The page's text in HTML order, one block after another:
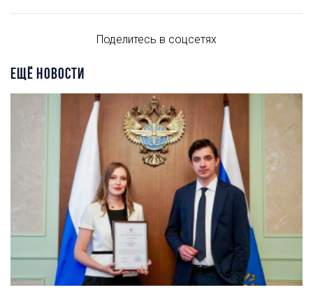
Поделитесь в соцсетях
ЕЩЁ НОВОСТИ